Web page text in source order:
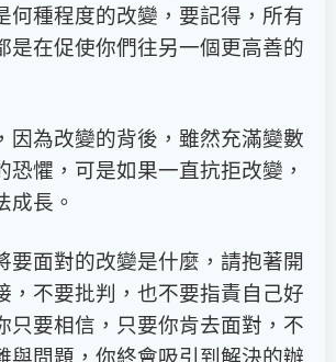
何種程度的改變，要記得，所有
是在促使你們往另一個更高善的
因為改變的背後，雖然充滿變數
恐懼，可是如果一直抗拒改變，
成長。
要面對的改變是什麼，請抱著開
，不要批判，也不要指責自己好
只要相信，只要你肯去面對，不
與問題，你終會吸引到解決的辦